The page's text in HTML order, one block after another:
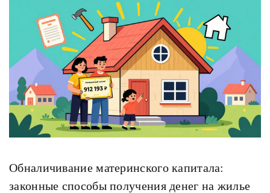
Обналичивание материнского капитала:
законные способы получения денег на жилье